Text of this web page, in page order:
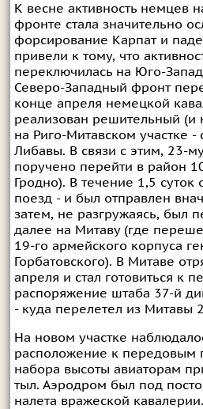
К весне активность немцев
фронте стала значительно
форсирование Карпат и
привели к тому, что
переключилась на Юго-
Северо-Западный фронт
конце апреля немецкой
реализован решительный (и
на Риго-Митавском участке
Либавы. В связи с этим, 23-
поручено перейти в район
Гродно). В течение 1,5 суток
поезд - и был отправлен
затем, не разгружаясь, был
далее на Митаву (где
19-го армейского корпуса
Горбатовского). В Митаве
апреля и стал готовиться к
распоряжение штаба 37-й
- куда перелетел из Митавы
На новом участке
расположение к передовым
набора высоты авиаторам
тыл. Аэродром был под
налета вражеской кавалерии.